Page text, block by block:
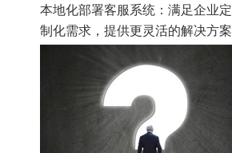
本地化部署客服系统：满足企业定
制化需求，提供更灵活的解决方案